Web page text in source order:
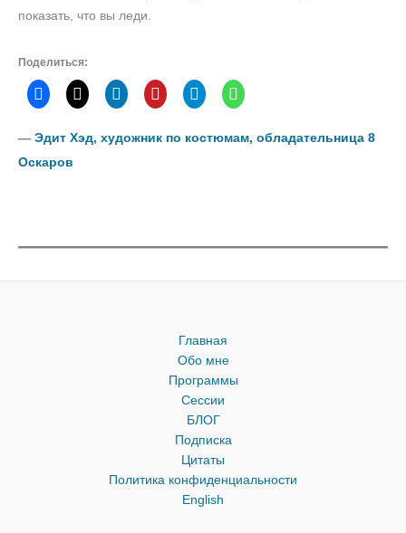
показать, что вы леди.
Поделиться:
― Эдит Хэд, художник по костюмам, обладательница 8
Оскаров
Главная
Обо мне
Программы
Сессии
БЛОГ
Подписка
Цитаты
Политика конфиденциальности
English